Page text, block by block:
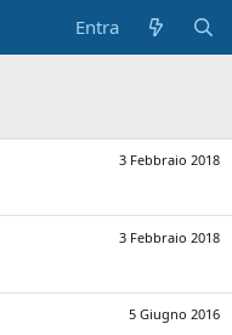
Entra
3 Febbraio 2018
3 Febbraio 2018
5 Giugno 2016